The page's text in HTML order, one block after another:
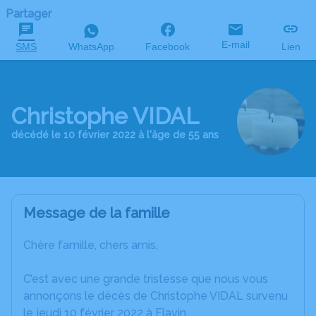
Partager
SMS WhatsApp Facebook E-mail Lien
Christophe VIDAL
décédé le 10 février 2022 à l'âge de 55 ans
Message de la famille
Chère famille, chers amis,
C’est avec une grande tristesse que nous vous
annonçons le décès de Christophe VIDAL survenu
le jeudi 10 février 2022 à Flavin.